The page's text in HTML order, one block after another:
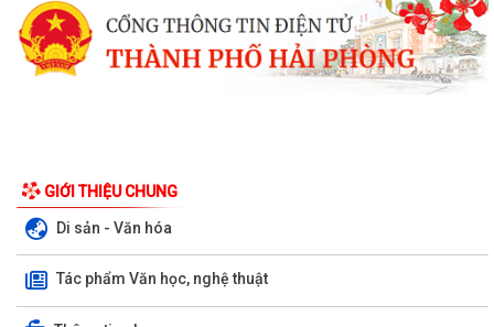
GIỚI THIỆU CHUNG
Di sản - Văn hóa
Tác phẩm Văn học, nghệ thuật